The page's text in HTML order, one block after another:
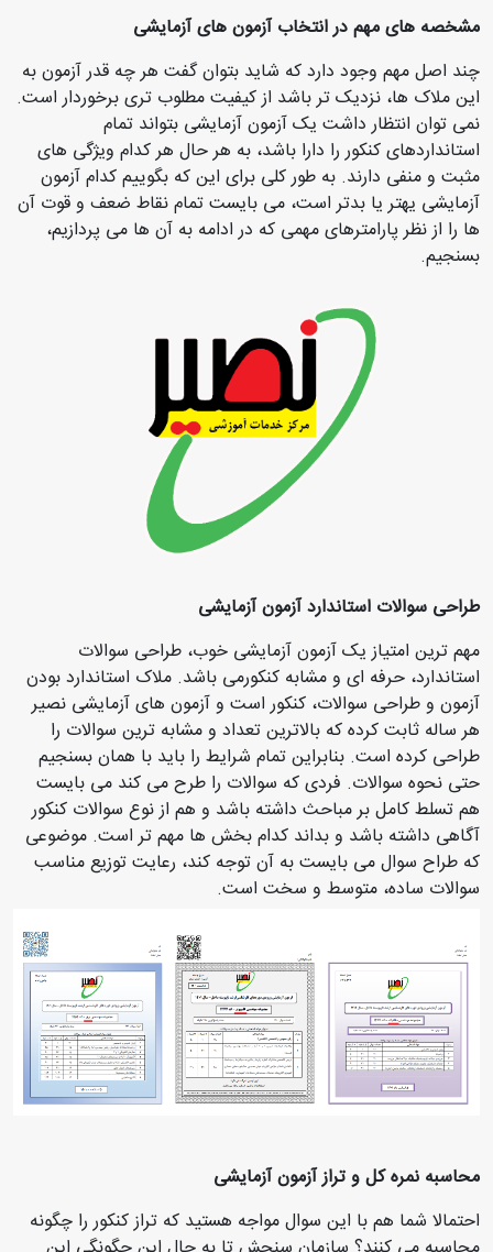
مشخصه های مهم در انتخاب آزمون های آزمایشی
چند اصل مهم وجود دارد که شاید بتوان گفت هر چه قدر آزمون به
این ملاک ها، نزدیک تر باشد از کیفیت مطلوب تری برخوردار است.
نمی توان انتظار داشت یک آزمون آزمایشی بتواند تمام
استانداردهای کنکور را دارا باشد، به هر حال هر کدام ویژگی های
مثبت و منفی دارند. به طور کلی برای این که بگوییم کدام آزمون
آزمایشی یهتر یا بدتر است، می بایست تمام نقاط ضعف و قوت آن
ها را از نظر پارامترهای مهمی که در ادامه به آن ها می پردازیم،
بسنجیم.
طراحی سوالات استاندارد آزمون آزمایشی
مهم ترین امتیاز یک آزمون آزمایشی خوب، طراحی سوالات
استاندارد، حرفه ای و مشابه کنکورمی باشد. ملاک استاندارد بودن
آزمون و طراحی سوالات، کنکور است و آزمون های آزمایشی نصیر
هر ساله ثابت کرده که بالاترین تعداد و مشابه ترین سوالات را
طراحی کرده است. بنابراین تمام شرایط را باید با همان بسنجیم
حتی نحوه سوالات. فردی که سوالات را طرح می کند می بایست
هم تسلط کامل بر مباحث داشته باشد و هم از نوع سوالات کنکور
آگاهی داشته باشد و بداند کدام بخش ها مهم تر است. موضوعی
که طراح سوال می بایست به آن توجه کند، رعایت توزیع مناسب
سوالات ساده، متوسط و سخت است.
محاسبه نمره کل و تراز آزمون آزمایشی
احتمالا شما هم با این سوال مواجه هستید که تراز کنکور را چگونه